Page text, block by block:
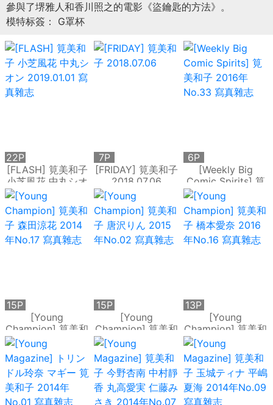
參與了堺雅人和香川照之的電影《盜鑰匙的方法》。
模特标簽： G罩杯
[FLASH] 筧美和子
小芝風花 中丸シオ
ン 2019.01.01 寫真
雜志
22P
[FRIDAY] 筧美和子
2018.07.06
7P
[Weekly Big
Comic Spirits] 筧
美和子 2016年
No.33 寫真雜志
6P
[Young
Champion] 筧美和
子 森田涼花 2014
年No.17 寫真雜志
15P
[Young
Champion] 筧美和
子 唐沢りん 2015
年No.02 寫真雜志
15P
[Young
Champion] 筧美和
子 橋本愛奈 2016
年No.16 寫真雜志
13P